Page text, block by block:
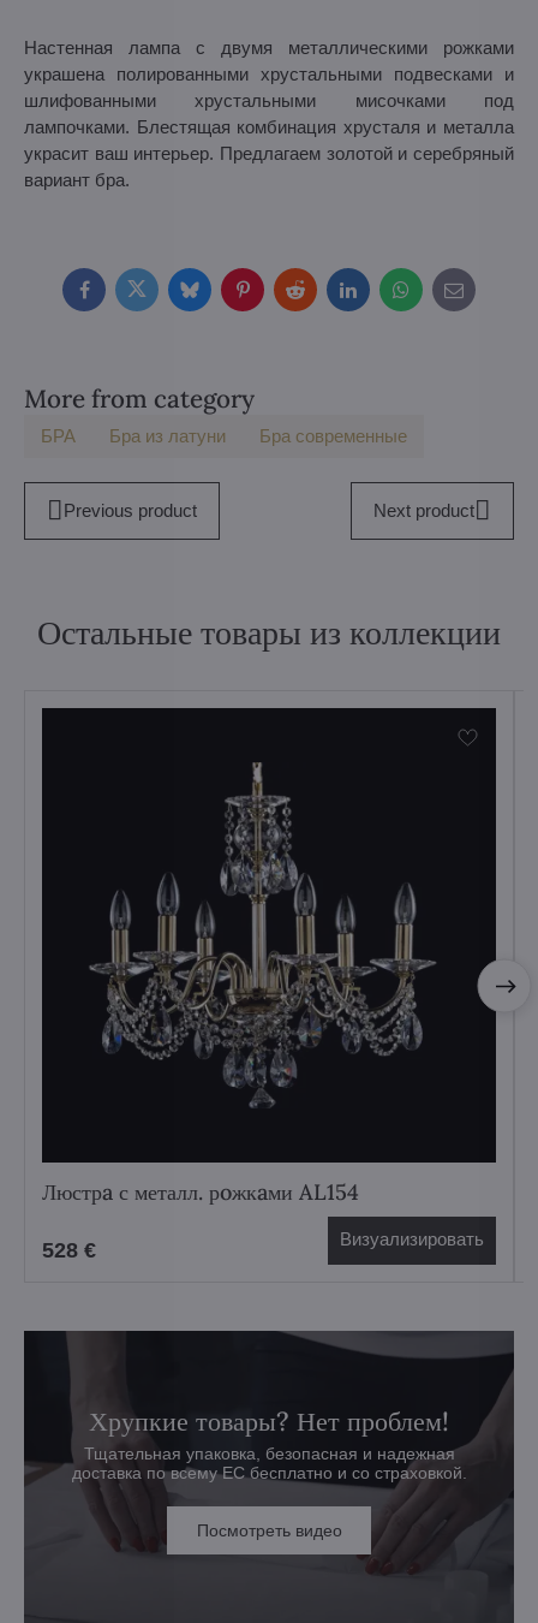
Настенная лампа с двумя металлическими рожками
украшена полированными хрустальными подвесками и
шлифованными хрустальными мисочками под
лампочками. Блестящая комбинация хрусталя и металла
украсит ваш интерьер. Предлагаем золотой и серебряный
вариант бра.
FacebookTwitterBlueskyPinterestRedditLinkedInWhatsApp
E-
mail
More from category
БPA Бра из латуни Бра современные
Previous product Next product
Остальные товары из коллекции
Люстрa с металл. рoжкaми AL154
528 € Визуализировать
Хрупкие товары? Нет проблем!
Тщательная упаковка, безопасная и надежная
доставка по всему ЕС бесплатно и со страховкой.
Посмотреть видео